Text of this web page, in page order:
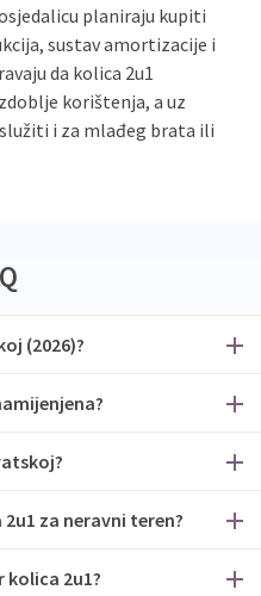
planiraju kupiti
sustav amortizacije i
da kolica 2u1
korištenja, a uz
i za mlađeg brata ili
(2026)?
za neravni teren?
2u1?